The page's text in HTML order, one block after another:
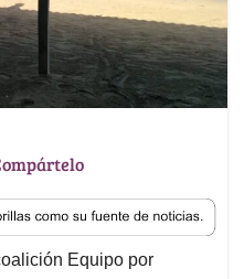
Equipo por